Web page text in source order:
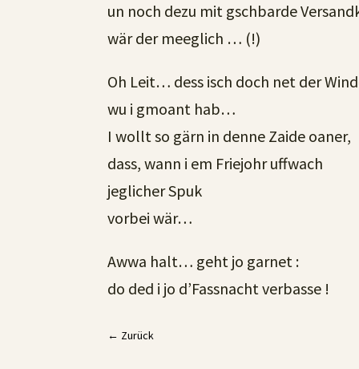
un noch dezu mit gschbarde
wär der meeglich … (!)
Oh Leit… dess isch doch net der
wu i gmoant hab…
I wollt so gärn in denne Zaide oaner,
dass, wann i em Friejohr uffwach
jeglicher Spuk
vorbei wär…
Awwa halt… geht jo garnet :
do ded i jo d’Fassnacht verbasse !
← Zurück